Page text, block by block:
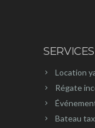
SERVICES
Location
Régate
Bateau